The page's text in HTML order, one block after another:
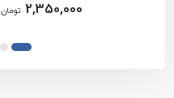
2,350,000 تومان